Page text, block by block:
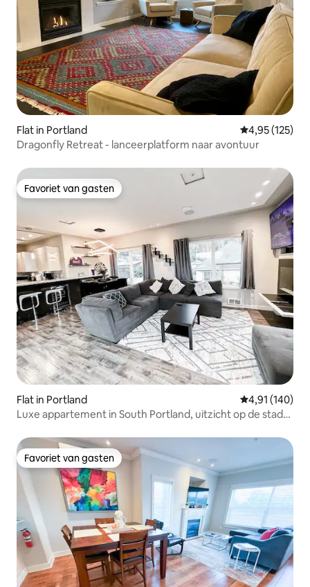
Flat in Portland Gemiddelde
4,95 (125)
Dragonfly Retreat - lanceerplatform naar avontuur
Favoriet van gasten
Favoriet van gasten
Flat in Portland Gemiddelde
4,91 (140)
Luxe appartement in South Portland, uitzicht op de stad
Favoriet van gasten
Favoriet van gasten